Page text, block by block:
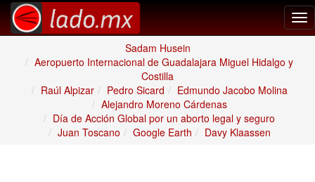
Sadam Husein
Aeropuerto Internacional de Guadalajara Miguel Hidalgo y
Costilla
Raúl Alpizar
Pedro Sicard
Edmundo Jacobo Molina
Alejandro Moreno Cárdenas
Día de Acción Global por un aborto legal y seguro
Juan Toscano
Google Earth Davy Klaassen